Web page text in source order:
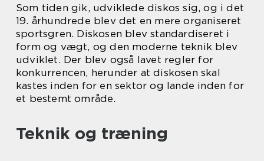
Som tiden gik, udviklede diskos sig, og i det
19. århundrede blev det en mere organiseret
sportsgren. Diskosen blev standardiseret i
form og vægt, og den moderne teknik blev
udviklet. Der blev også lavet regler for
konkurrencen, herunder at diskosen skal
kastes inden for en sektor og lande inden for
et bestemt område.
Teknik og træning